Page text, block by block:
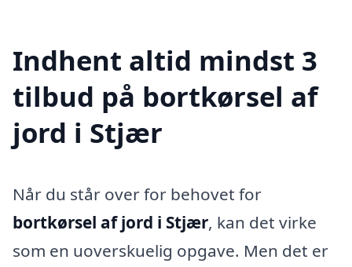
Indhent altid mindst 3
tilbud på bortkørsel af
jord i Stjær
Når du står over for behovet for
bortkørsel af jord i Stjær, kan det virke
som en uoverskuelig opgave. Men det er